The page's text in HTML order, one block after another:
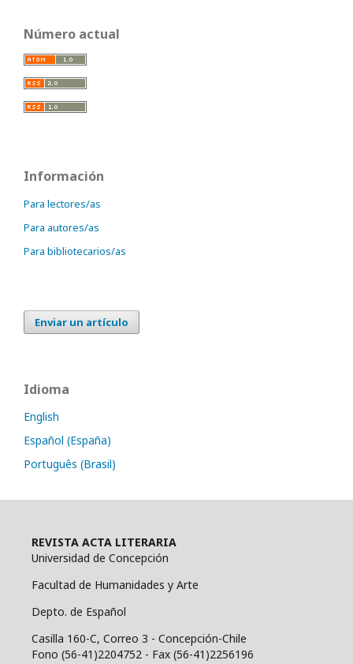
Número actual
Información
Para lectores/as
Para autores/as
Para bibliotecarios/as
Enviar un artículo
Idioma
English
Español (España)
Português (Brasil)
REVISTA ACTA LITERARIA
Universidad de Concepción
Facultad de Humanidades y Arte
Depto. de Español
Casilla 160-C, Correo 3 - Concepción-Chile
Fono (56-41)2204752 - Fax (56-41)2256196